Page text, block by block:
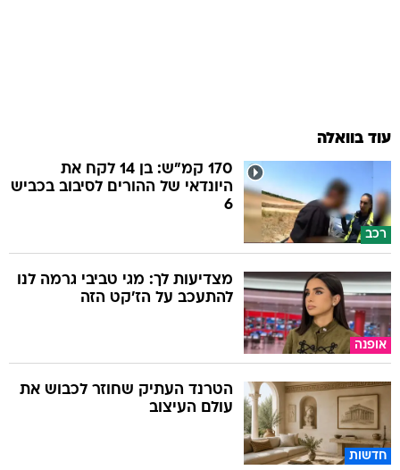
עוד בוואלה
רכב
170 קמ"ש: בן 14 לקח את
היונדאי של ההורים לסיבוב בכביש
6
אופנה
מצדיעות לך: מגי טביבי גרמה לנו
להתעכב על הז'קט הזה
חדשות
הטרנד העתיק שחוזר לכבוש את
עולם העיצוב